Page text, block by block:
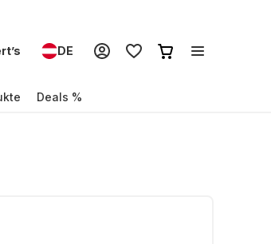
DE
Deals %